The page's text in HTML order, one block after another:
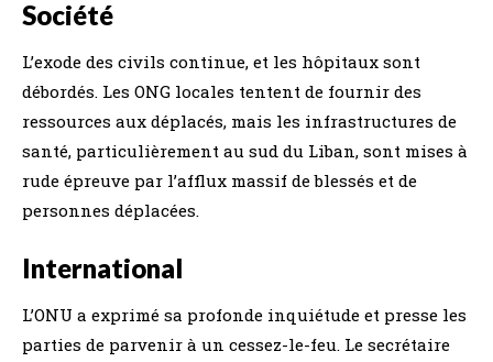
Société
L’exode des civils continue, et les hôpitaux sont
débordés. Les ONG locales tentent de fournir des
ressources aux déplacés, mais les infrastructures de
santé, particulièrement au sud du Liban, sont mises à
rude épreuve par l’afflux massif de blessés et de
personnes déplacées.
International
L’ONU a exprimé sa profonde inquiétude et presse les
parties de parvenir à un cessez-le-feu. Le secrétaire